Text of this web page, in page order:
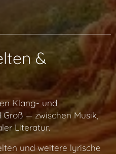
&
Klang- und
— zwischen Musik,
Literatur.
und weitere lyrische